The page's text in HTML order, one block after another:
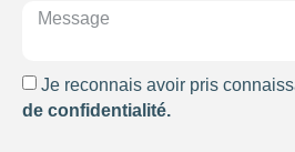
Je reconnais avoir pris
de confidentialité.